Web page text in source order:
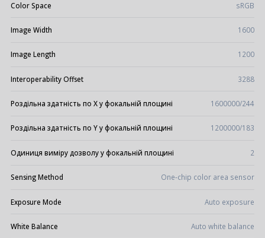
Color Space sRGB
Image Width 1600
Image Length 1200
Interoperability Offset 3288
Роздільна здатність по X у фокальній площині 1600000/244
Роздільна здатність по Y у фокальній площині 1200000/183
Одиниця виміру дозволу у фокальній площині 2
Sensing Method One-chip color area sensor
Exposure Mode Auto exposure
White Balance Auto white balance